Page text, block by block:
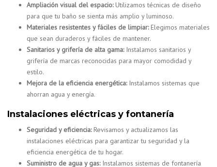
Ampliación visual del espacio:Utilizamos técnicas de diseño
para que tu baño se sienta más amplio y luminoso.
Materiales resistentes y fáciles de limpiar:Elegimos materiales
que sean duraderos y fáciles de mantener.
Sanitarios y grifería de alta gama:Instalamos sanitarios y
grifería de marcas reconocidas para mayor comodidad y
estilo.
Mejora de la eficiencia energética:Instalamos sistemas que
ahorran agua y energía.
Instalaciones eléctricas y fontanería
Seguridad y eficiencia:Revisamos y actualizamos las
instalaciones eléctricas para garantizar tu seguridad y la
eficiencia energética de tu hogar.
Suministro de agua y gas:Instalamos sistemas de fontanería